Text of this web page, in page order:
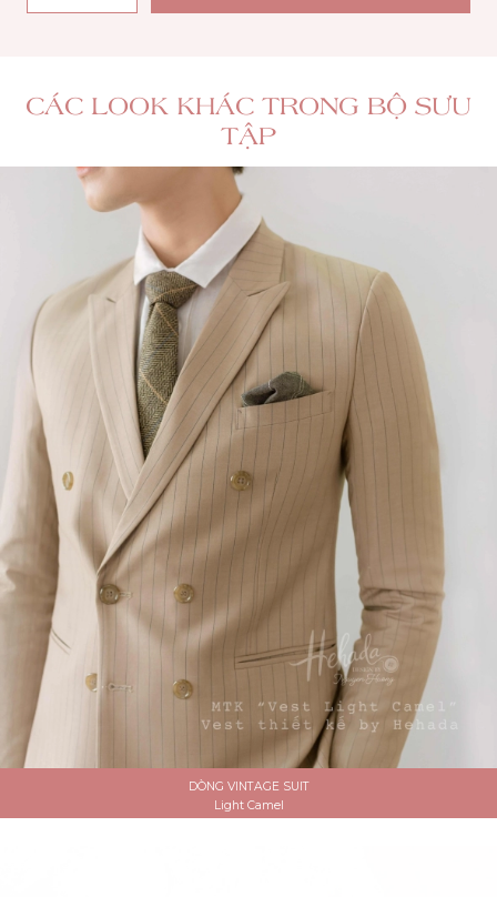
CÁC LOOK KHÁC TRONG BỘ SƯU
TẬP
DÒNG VINTAGE SUIT
Light Camel